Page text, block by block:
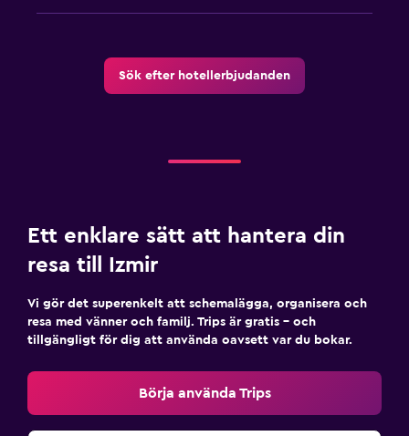
Sök efter hotellerbjudanden
Ett enklare sätt att hantera din
resa till Izmir
Vi gör det superenkelt att schemalägga, organisera och
resa med vänner och familj. Trips är gratis – och
tillgängligt för dig att använda oavsett var du bokar.
Börja använda Trips